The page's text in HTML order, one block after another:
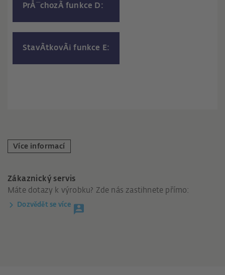
PrÅ¯chozÃ­ funkce D:
StavÃ­tkovÃ¡ funkce E:
Více informací
Zákaznický servis
Máte dotazy k výrobku? Zde nás zastihnete přímo:
Dozvědět se více